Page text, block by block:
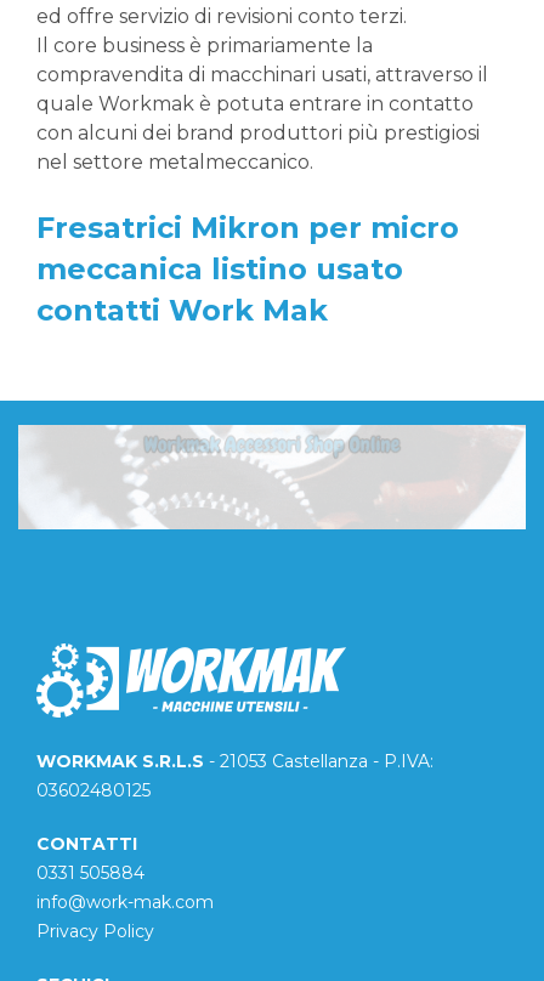
ed offre servizio di revisioni conto terzi.
Il core business è primariamente la
compravendita di macchinari usati, attraverso il
quale Workmak è potuta entrare in contatto
con alcuni dei brand produttori più prestigiosi
nel settore metalmeccanico.
Fresatrici Mikron per micro
meccanica listino usato
contatti Work Mak
WORKMAK S.R.L.S - 21053 Castellanza - P.IVA:
03602480125
CONTATTI
0331 505884
info@work-mak.com
Privacy Policy